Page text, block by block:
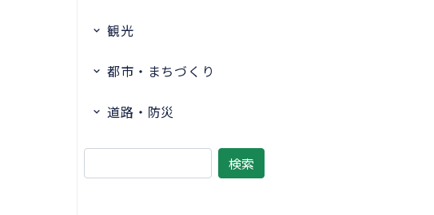
観光
都市・まちづくり
道路・防災